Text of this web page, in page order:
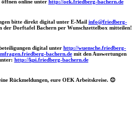
online unter http://oek.friedberg-bachern.de
bitte direkt digital unter E-Mail info@friedberg-
der Dorftafel Bachern per Wunschzettelbox mitteilen!
digital unter http://wuensche.friedberg-
bachern.de mit den Auswertungen
http://kpi.friedberg-bachern.de
Rückmeldungen, eure OEK Arbeitskreise. 😊